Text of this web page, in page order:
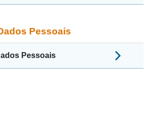
Pessoais
Pessoais